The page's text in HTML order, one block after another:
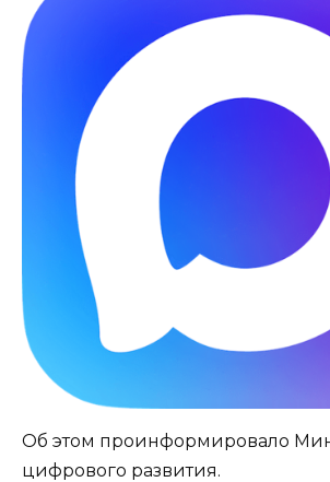
Об этом проинформировало
цифрового развития.